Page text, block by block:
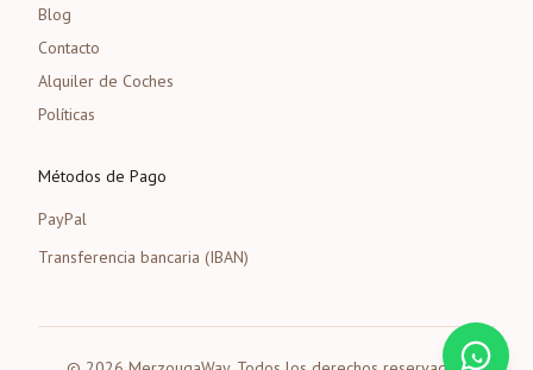
Blog
Contacto
Alquiler de Coches
Políticas
Métodos de Pago
PayPal
Transferencia bancaria (IBAN)